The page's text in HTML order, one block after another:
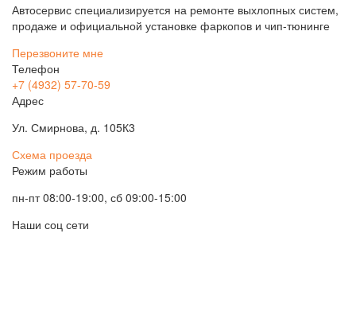
Автосервис специализируется на ремонте выхлопных систем,
продаже и официальной установке фаркопов и чип-тюнинге
Перезвоните мне
Телефон
+7 (4932) 57-70-59
Адрес
Ул. Смирнова, д. 105К3
Схема проезда
Режим работы
пн-пт 08:00-19:00, сб 09:00-15:00
Наши соц сети